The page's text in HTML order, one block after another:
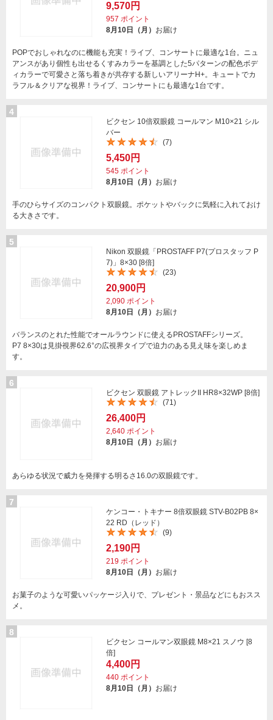
9,570円
957 ポイント
8月10日（月） お届け
POPでおしゃれなのに機能も充実！ライブ、コンサートに最適な1台。ニュ
アンスがあり個性も出せるくすみカラーを基調とした5パターンの配色ボデ
ィカラーで可愛さと落ち着きが共存する新しいアリーナH+。キュートでカ
ラフル＆クリアな視界！ライブ、コンサートにも最適な1台です。
4
ビクセン 10倍双眼鏡 コールマン M10×21 シル
バー
(7)
5,450円
545 ポイント
8月10日（月） お届け
手のひらサイズのコンパクト双眼鏡。ポケットやバックに気軽に入れておけ
る大きさです。
5
Nikon 双眼鏡「PROSTAFF P7(プロスタッフ P
7)」8×30 [8倍]
(23)
20,900円
2,090 ポイント
8月10日（月） お届け
バランスのとれた性能でオールラウンドに使えるPROSTAFFシリーズ。
P7 8×30は見掛視界62.6°の広視界タイプで迫力のある見え味を楽しめま
す。
6
ビクセン 双眼鏡 アトレックII HR8×32WP [8倍]
(71)
26,400円
2,640 ポイント
8月10日（月） お届け
あらゆる状況で威力を発揮する明るさ16.0の双眼鏡です。
7
ケンコー・トキナー 8倍双眼鏡 STV-B02PB 8×
22 RD（レッド）
(9)
2,190円
219 ポイント
8月10日（月） お届け
お菓子のような可愛いパッケージ入りで、プレゼント・景品などにもおスス
メ。
8
ビクセン コールマン双眼鏡 M8×21 スノウ [8
倍]
4,400円
440 ポイント
8月10日（月） お届け